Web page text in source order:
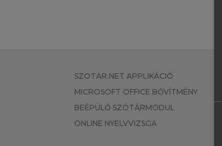
SZOTAR.NET APPLIKÁCIÓ
MICROSOFT OFFICE BŐVÍTMÉNY
BEÉPÜLŐ SZÓTÁRMODUL
ONLINE NYELVVIZSGA